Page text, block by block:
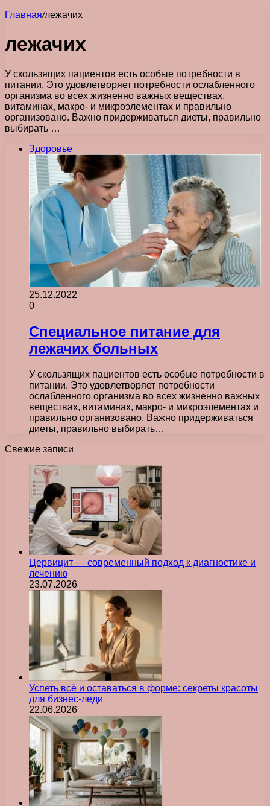
Главная/лежачих
лежачих
У скользящих пациентов есть особые потребности в
питании. Это удовлетворяет потребности ослабленного
организма во всех жизненно важных веществах,
витаминах, макро- и микроэлементах и правильно
организовано. Важно придерживаться диеты, правильно
выбирать …
Здоровье
25.12.2022
0
Специальное питание для
лежачих больных
У скользящих пациентов есть особые потребности в
питании. Это удовлетворяет потребности
ослабленного организма во всех жизненно важных
веществах, витаминах, макро- и микроэлементах и
правильно организовано. Важно придерживаться
диеты, правильно выбирать…
Свежие записи
Цервицит — современный подход к диагностике и
лечению
23.07.2026
Успеть всё и оставаться в форме: секреты красоты
для бизнес-леди
22.06.2026